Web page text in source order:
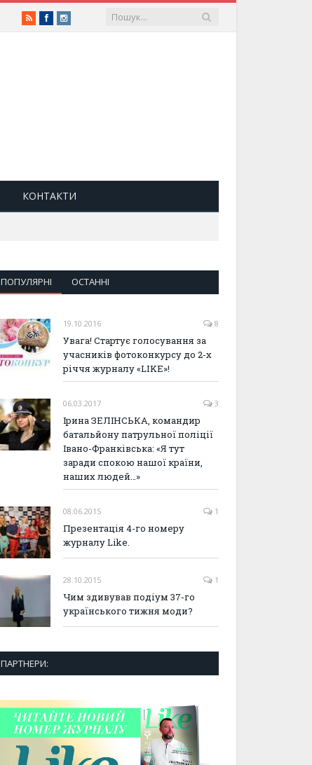
RSSFacebookInstagram
КОНТАКТИ
ПОПУЛЯРНІ ОСТАННІ
19.10.2016 8
Увага! Стартує голосування за
учасників фотоконкурсу до 2-х
річчя журналу «LIKE»!
06.03.2017 3
Ірина ЗЕЛІНСЬКА, командир
батальйону патрульної поліції
Івано-Франківська: «Я тут
заради спокою нашої країни,
наших людей…»
08.06.2015 1
Презентація 4-го номеру
журналу Like.
28.10.2015 1
Чим здивував подіум 37-го
українського тижня моди?
ПАРТНЕРИ: